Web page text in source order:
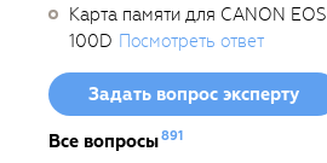
Карта памяти для CANON EOS
100D Посмотреть ответ
Задать вопрос эксперту
Все вопросы891